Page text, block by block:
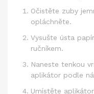
Očistěte zuby
opláchněte.
Vysušte ústa
ručníkem.
Naneste tenkou
aplikátor podle
Umístěte